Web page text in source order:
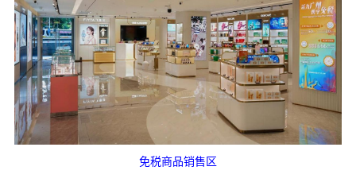
免税商品销售区